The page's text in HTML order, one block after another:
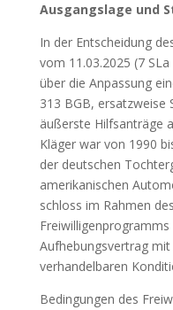
Ausgangslage und
In der Entscheidung
vom 11.03.2025 (7
über die Anpassung
313 BGB, ersatzweise
äußerste Hilfsanträge
Kläger war von 1990
der deutschen
amerikanischen
schloss im Rahmen
Freiwilligenprogramms
Aufhebungsvertrag
verhandelbaren
Bedingungen des